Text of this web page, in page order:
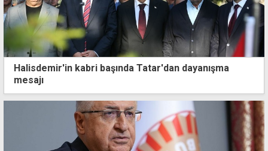
Halisdemir'in kabri başında Tatar'dan dayanışma
mesajı